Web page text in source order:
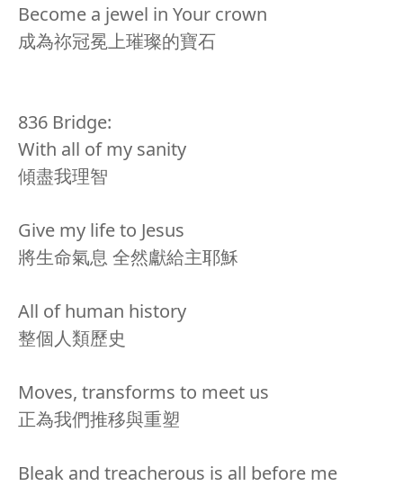
Become a jewel in Your crown
成為祢冠冕上璀璨的寶石
836 Bridge:
With all of my sanity
傾盡我理智
Give my life to Jesus
將生命氣息 全然獻給主耶穌
All of human history
整個人類歷史
Moves, transforms to meet us
正為我們推移與重塑
Bleak and treacherous is all before me